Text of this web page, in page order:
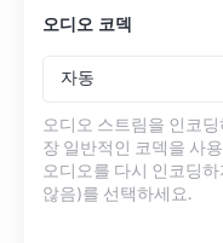
오디오 코덱
자동
오디오 스트림을 인코
장 일반적인 코덱을 사
오디오를 다시 인코딩
않음)를 선택하세요.